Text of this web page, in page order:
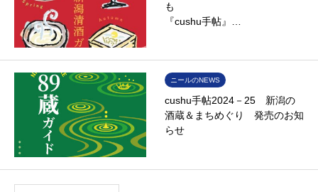
『cushu手帖』…
ニールのNEWS
cushu手帖2024－25 新潟の
酒蔵＆まちめぐり 発売のお知
らせ